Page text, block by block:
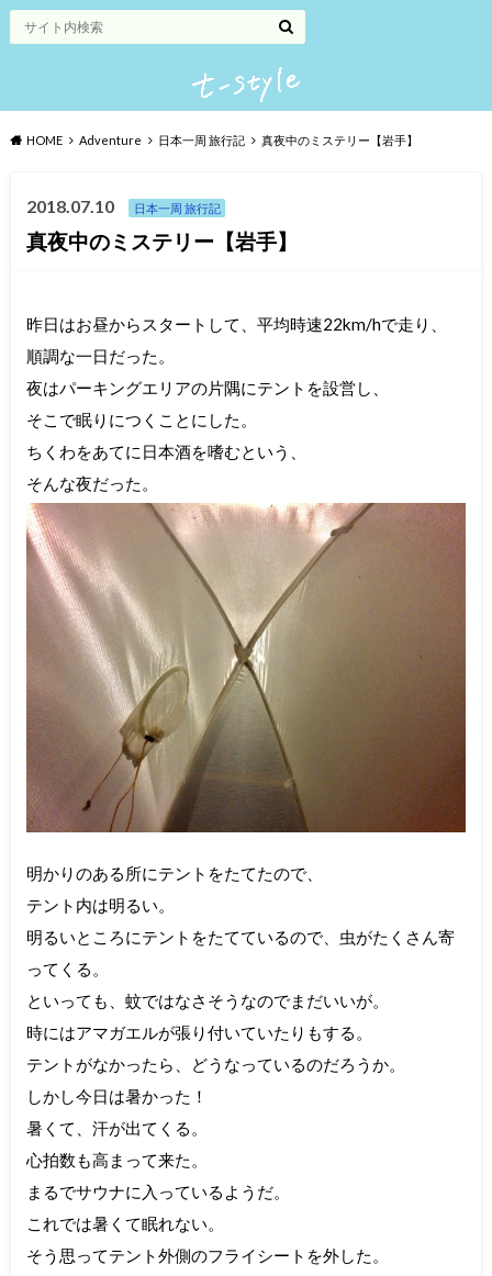
HOME Adventure 日本一周 旅行記 真夜中のミステリー【岩手】
2018.07.10 日本一周 旅行記
真夜中のミステリー【岩手】
昨日はお昼からスタートして、平均時速22km/hで走り、
順調な一日だった。
夜はパーキングエリアの片隅にテントを設営し、
そこで眠りにつくことにした。
ちくわをあてに日本酒を嗜むという、
そんな夜だった。
明かりのある所にテントをたてたので、
テント内は明るい。
明るいところにテントをたてているので、虫がたくさん寄
ってくる。
といっても、蚊ではなさそうなのでまだいいが。
時にはアマガエルが張り付いていたりもする。
テントがなかったら、どうなっているのだろうか。
しかし今日は暑かった！
暑くて、汗が出てくる。
心拍数も高まって来た。
まるでサウナに入っているようだ。
これでは暑くて眠れない。
そう思ってテント外側のフライシートを外した。